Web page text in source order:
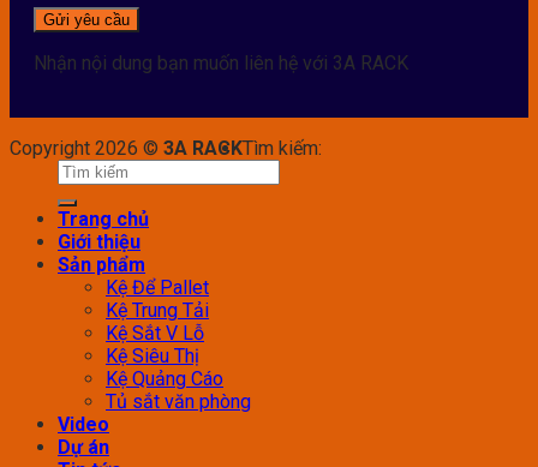
Nhận nội dung bạn muốn liên hệ với 3A RACK
Copyright 2026 © 3A RACKTìm kiếm:
Trang chủ
Giới thiệu
Sản phẩm
Kệ Để Pallet
Kệ Trung Tải
Kệ Sắt V Lỗ
Kệ Siêu Thị
Kệ Quảng Cáo
Tủ sắt văn phòng
Video
Dự án